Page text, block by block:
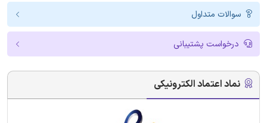
سوالات متداول
درخواست پشتیبانی
نماد اعتماد الکترونیکی